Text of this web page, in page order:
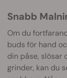
Snabb
Om du
buds för hand
din påse, slösar
grinder, kan du